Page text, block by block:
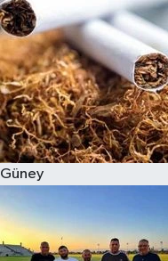
Güney